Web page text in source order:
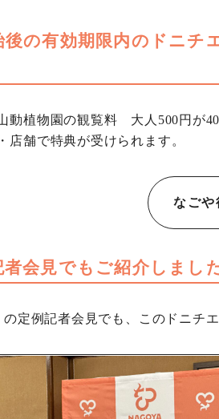
後の有効期限内のドニ
動植物園の観覧料 大人500円が
店舗で特典が受けられます。
なごや
会見でもご紹介しまし
の定例記者会見でも、このドニチ